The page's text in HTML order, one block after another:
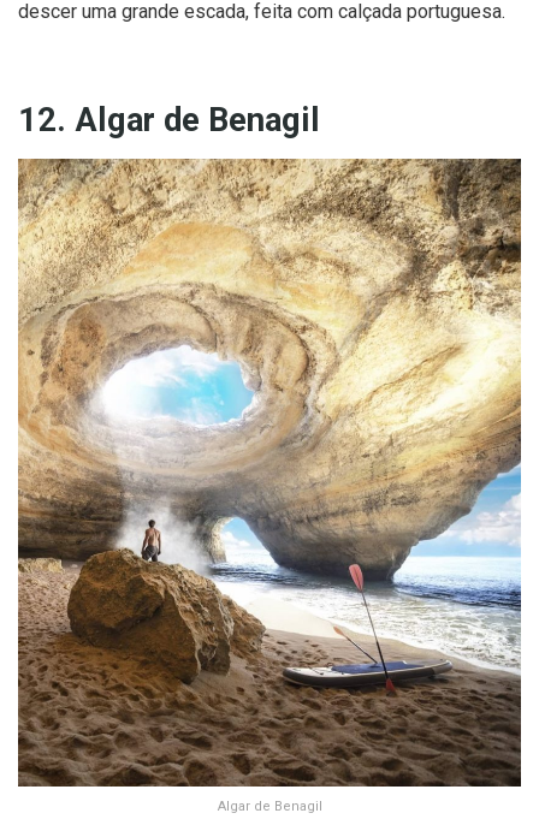
descer uma grande escada, feita com calçada portuguesa.
12. Algar de Benagil
Algar de Benagil